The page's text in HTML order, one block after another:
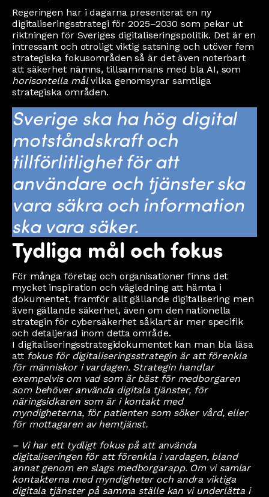
Regeringen har i dagarna presenterat en ny
digitaliseringsstrategi för 2025–2030 som pekar ut
riktningen för Sveriges digitaliseringspolitik. Det är en
intressant och otroligt viktig satsning och utöver fem
strategiska fokusområden så är det även noterbart
att säkerhet nämns, tillsammans med bla AI, som
horisontella målvilka genomsyrar samtliga
strategiska områden.
Sverige ska ha hög digital
motståndskraft och
tillförlitlighet för att
användare och tjänster ska
vara säkra och information
ska vara säker.
Tydliga mål och fokus
För många företag och organisationer finns det
mycket inspiration och vägledning att hämta i
dokumentet, framför allt gällande digitalisering men
även gällande säkerhet, även om den nationella
strategin för cybersäkerhet såklart är mer specifik
och detaljerad inom detta område.
I digitaliseringsstrategidokumentet kan man bla läsa
attfokus för digitaliseringsstrategin är att förenkla
för människor i vardagen. Strategin handlar
exempelvis om vad som är bäst för medborgaren
som behöver använda digitala tjänster, för
näringsidkaren som är i kontakt med
myndigheterna, för patienten som söker vård, eller
för mottagaren av hemtjänst.
– Vi har ett tydligt fokus på att använda
digitaliseringen för att förenkla i vardagen, bland
annat genom en slags medborgarapp. Om vi samlar
kontakterna med myndigheter och andra viktiga
digitala tjänster på samma ställe kan vi underlätta i